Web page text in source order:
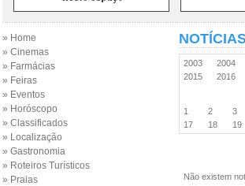
» Home
» Cinemas
» Farmácias
» Feiras
» Eventos
» Horóscopo
» Classificados
» Localização
» Gastronomia
» Roteiros Turísticos
» Praias
2003 2004
2015
2016
1 2 3
17
18 19
Não existem